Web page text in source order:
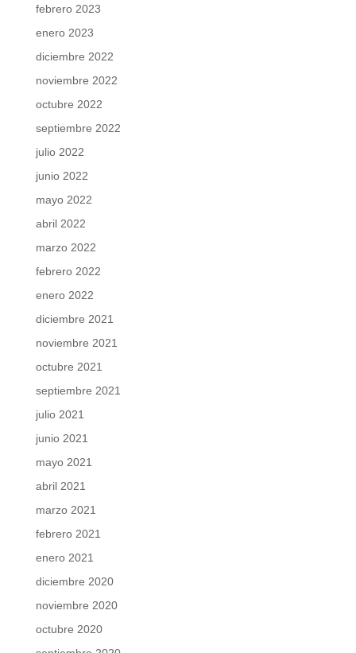
febrero 2023
enero 2023
diciembre 2022
noviembre 2022
octubre 2022
septiembre 2022
julio 2022
junio 2022
mayo 2022
abril 2022
marzo 2022
febrero 2022
enero 2022
diciembre 2021
noviembre 2021
octubre 2021
septiembre 2021
julio 2021
junio 2021
mayo 2021
abril 2021
marzo 2021
febrero 2021
enero 2021
diciembre 2020
noviembre 2020
octubre 2020